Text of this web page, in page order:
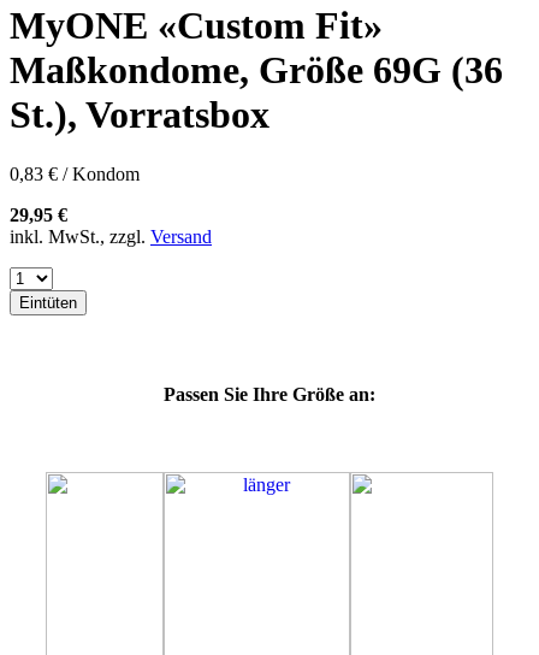
57G
57H
57K
60E
60F
60G
60J
60K
60L
64E
64K
64L
MyONE «Custom Fit»
Maßkondome, Größe 69G (36
St.), Vorratsbox
0,83 € / Kondom
29,95 €
inkl. MwSt., zzgl. Versand
Eintüten
Passen Sie Ihre Größe an: